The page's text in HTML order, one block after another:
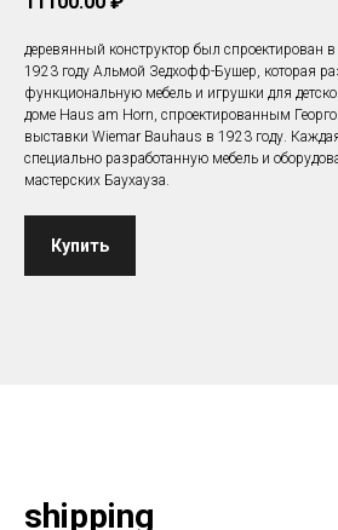
деревянный конструктор был спроектирован
1923 году Альмой Зедхофф-Бушер, которая
функциональную мебель и игрушки для
доме Haus am Horn, спроектированным
выставки Wiemar Bauhaus в 1923 году.
специально разработанную мебель и
мастерских Баухауза.
Купить
shipping